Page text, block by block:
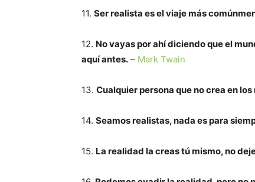
11. Ser realista es el viaje más
12. No vayas por ahí diciendo que el
aquí antes. – Mark Twain
13. Cualquier persona que no crea en
14. Seamos realistas, nada es para
15. La realidad la creas tú mismo, no